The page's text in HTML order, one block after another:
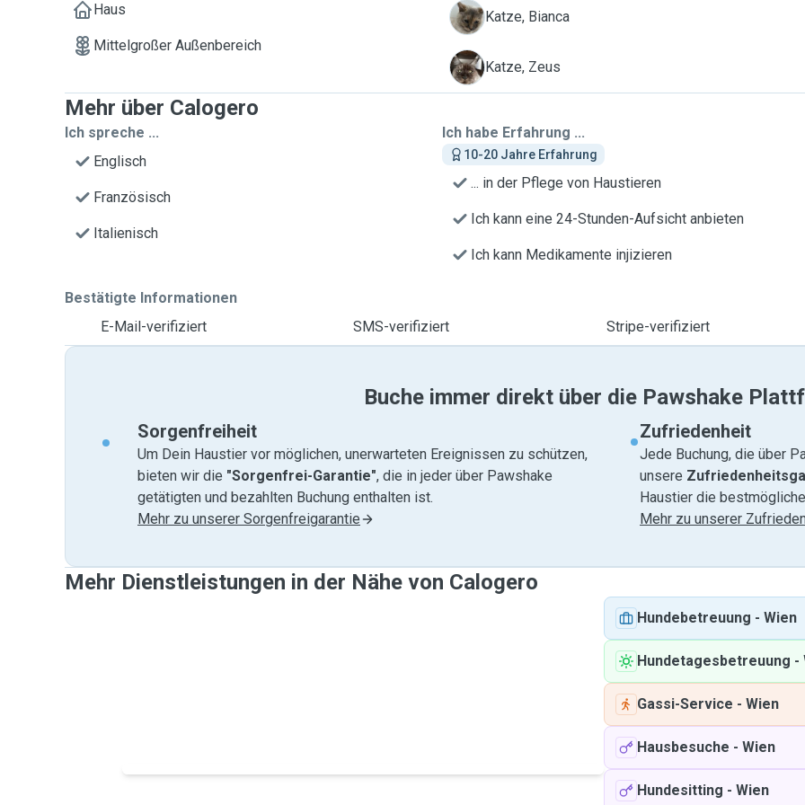
Haus
Mittelgroßer Außenbereich
B Katze, Bianca
Z Katze, Zeus
Mehr über Calogero
Ich spreche ...
Englisch
Französisch
Italienisch
Ich habe Erfahrung ...
10-20 Jahre Erfahrung
... in der Pflege von Haustieren
Ich kann eine 24-Stunden-Aufsicht anbieten
Ich kann Medikamente injizieren
Bestätigte Informationen
E-Mail-verifiziert
SMS-verifiziert Stripe-verifiziert
Buche immer direkt über die Pawshake
Sorgenfreiheit
Um Dein Haustier vor möglichen, unerwarteten Ereignissen zu schützen,
bieten wir die "Sorgenfrei-Garantie", die in jeder über Pawshake
getätigten und bezahlten Buchung enthalten ist.
Mehr zu unserer Sorgenfreigarantie
Zufriedenheit
Jede Buchung, die über
unsere
Haustier die
Mehr zu unserer
Mehr Dienstleistungen in der Nähe von Calogero
Hundebetreuung - Wien
Hundetagesbetreuung -
Gassi-Service - Wien
Hausbesuche - Wien
Hundesitting - Wien